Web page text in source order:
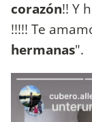
corazón!! Y
!!!!! Te
hermanas".